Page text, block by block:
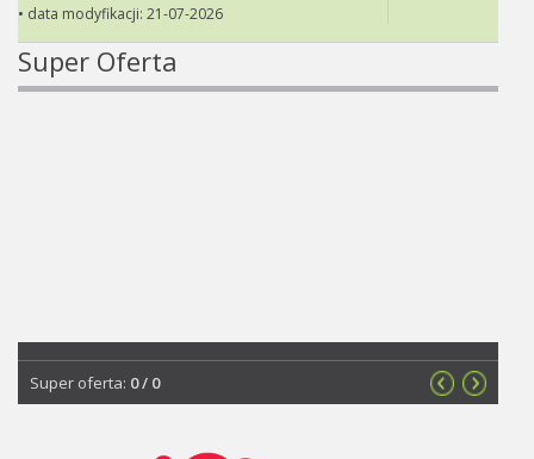
• data modyfikacji: 21-07-2026
Super Oferta
Super oferta: 0/ 0